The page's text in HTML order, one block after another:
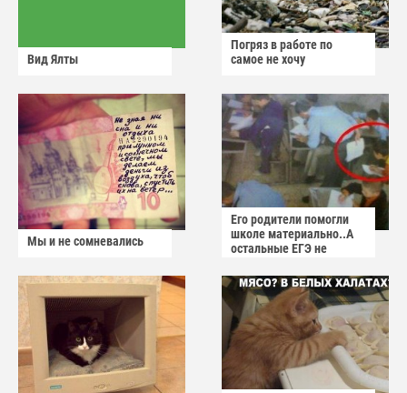
Вид Ялты
Погряз в работе по
самое не хочу
Мы и не сомневались
Его родители помогли
школе материально..А
остальные ЕГЭ не